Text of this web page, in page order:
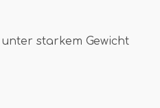
starkem Gewicht